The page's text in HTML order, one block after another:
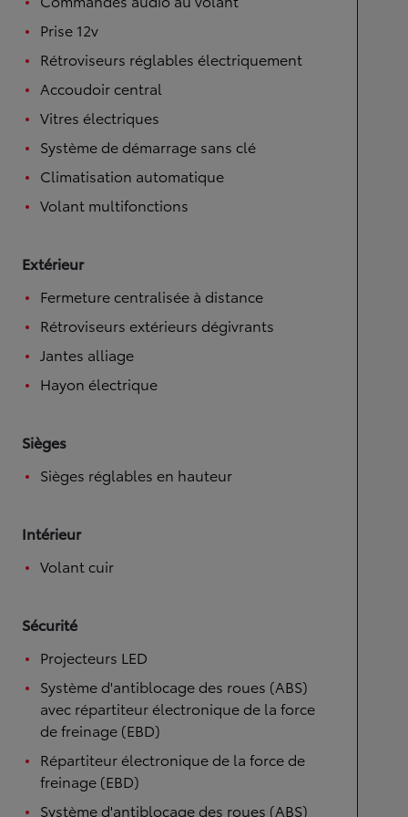
Prise 12v
Rétroviseurs réglables électriquement
Accoudoir central
Vitres électriques
Système de démarrage sans clé
Climatisation automatique
Volant multifonctions
Extérieur
Fermeture centralisée à distance
Rétroviseurs extérieurs dégivrants
Jantes alliage
Hayon électrique
Sièges
Sièges réglables en hauteur
Intérieur
Volant cuir
Sécurité
Projecteurs LED
Système d'antiblocage des roues (ABS)
avec répartiteur électronique de la force
de freinage (EBD)
Répartiteur électronique de la force de
freinage (EBD)
Système d'antiblocage des roues (ABS)